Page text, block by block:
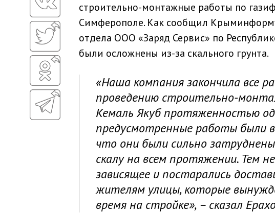
строительно-монтажные работы по
Симферополе. Как сообщил
отдела ООО «Заряд Сервис» по
были осложнены из-за скального грунта.
«Наша компания закончила все
проведению строительно-
Кемаль Якуб протяженностью
предусмотренные работы были
что они были сильно
скалу на всем протяжении. Тем
зависящее и постарались
жителям улицы, которые
время на стройке», – сказал